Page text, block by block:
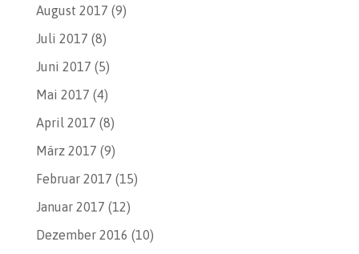
August 2017 (9)
Juli 2017 (8)
Juni 2017 (5)
Mai 2017 (4)
April 2017 (8)
März 2017 (9)
Februar 2017 (15)
Januar 2017 (12)
Dezember 2016 (10)